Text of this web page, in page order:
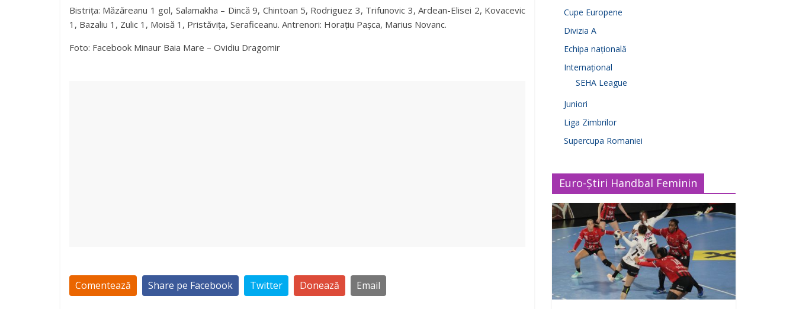
Bistrița: Măzăreanu 1 gol, Salamakha – Dincă 9, Chintoan 5, Rodriguez 3, Trifunovic 3, Ardean-Elisei 2, Kovacevic
1, Bazaliu 1, Zulic 1, Moisă 1, Pristăvița, Seraficeanu. Antrenori: Horațiu Pașca, Marius Novanc.
Foto: Facebook Minaur Baia Mare – Ovidiu Dragomir
Comentează Share pe Facebook Twitter Donează Email
Cupe Europene
Divizia A
Echipa națională
Internațional
SEHA League
Juniori
Liga Zimbrilor
Supercupa Romaniei
Euro-Știri Handbal Feminin